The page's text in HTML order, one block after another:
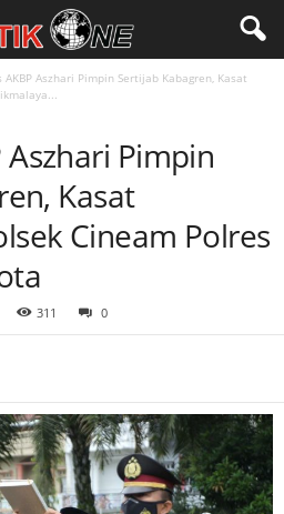
AKBP Aszhari Pimpin Sertijab Kabagren, Kasat
Aszhari Pimpin
Kasat
Cineam Polres
311 0